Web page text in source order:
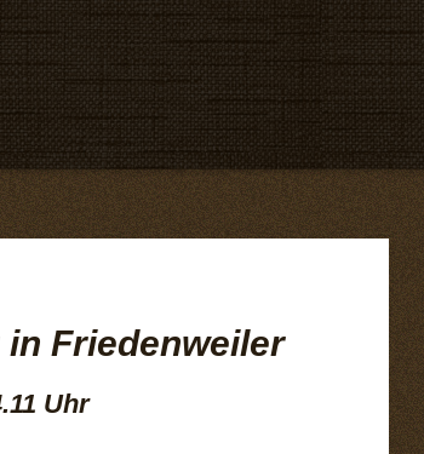
Friedenweiler
Uhr